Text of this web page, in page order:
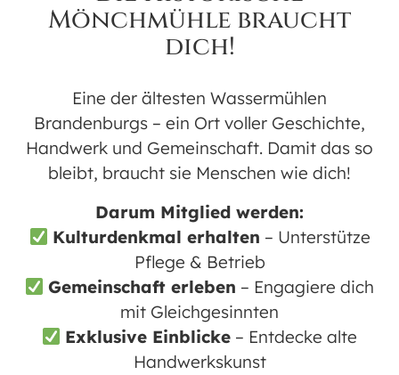
VERANSTALTUNGSTYP
Wöchentliche Kurse
Karte nicht verfügbar
E-Mail:info@trainerhelden.com
WhatsApp: +49 173 9126821
WWW.TRAINERHELDEN.COM
Romeo: +49 177 1760967
Mönchmühle braucht
dich!
Eine der ältesten Wassermühlen
Brandenburgs – ein Ort voller Geschichte,
Handwerk und Gemeinschaft. Damit das so
bleibt, braucht sie Menschen wie dich!
Darum Mitglied werden:
Kulturdenkmal erhalten – Unterstütze
Pflege & Betrieb
Gemeinschaft erleben – Engagiere dich
mit Gleichgesinnten
Exklusive Einblicke – Entdecke alte
Handwerkskunst